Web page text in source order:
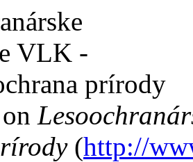
(http://